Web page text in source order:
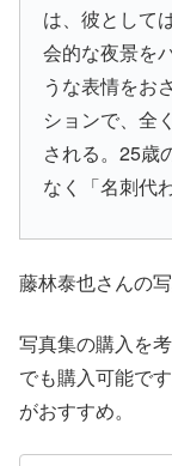
は、彼として
会的な夜景を
うな表情をお
ションで、全
される。25歳
なく「名刺代
藤林泰也さんの
写真集の購入を
でも購入可能で
がおすすめ。